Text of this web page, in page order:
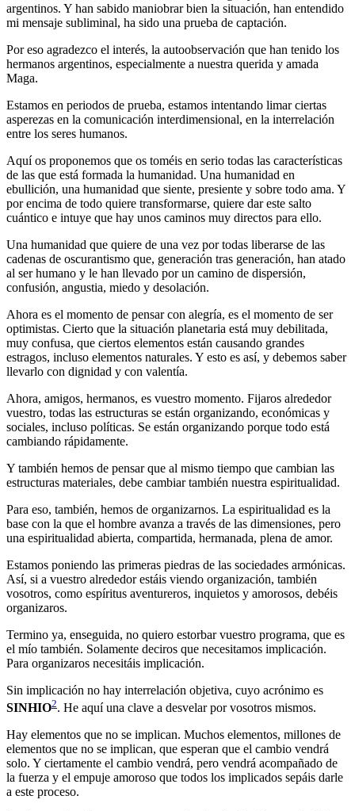
argentinos. Y han sabido maniobrar bien la situación, han entendido
mi mensaje subliminal, ha sido una prueba de captación.
Por eso agradezco el interés, la autoobservación que han tenido los
hermanos argentinos, especialmente a nuestra querida y amada
Maga.
Estamos en periodos de prueba, estamos intentando limar ciertas
asperezas en la comunicación interdimensional, en la interrelación
entre los seres humanos.
Aquí os proponemos que os toméis en serio todas las características
de las que está formada la humanidad. Una humanidad en
ebullición, una humanidad que siente, presiente y sobre todo ama. Y
por encima de todo quiere transformarse, quiere dar este salto
cuántico e intuye que hay unos caminos muy directos para ello.
Una humanidad que quiere de una vez por todas liberarse de las
cadenas de oscurantismo que, generación tras generación, han atado
al ser humano y le han llevado por un camino de dispersión,
confusión, angustia, miedo y desolación.
Ahora es el momento de pensar con alegría, es el momento de ser
optimistas. Cierto que la situación planetaria está muy debilitada,
muy confusa, que ciertos elementos están causando grandes
estragos, incluso elementos naturales. Y esto es así, y debemos saber
llevarlo con dignidad y con valentía.
Ahora, amigos, hermanos, es vuestro momento. Fijaros alrededor
vuestro, todas las estructuras se están organizando, económicas y
sociales, incluso políticas. Se están organizando porque todo está
cambiando rápidamente.
Y también hemos de pensar que al mismo tiempo que cambian las
estructuras materiales, debe cambiar también nuestra espiritualidad.
Para eso, también, hemos de organizarnos. La espiritualidad es la
base con la que el hombre avanza a través de las dimensiones, pero
una espiritualidad abierta, compartida, hermanada, plena de amor.
Estamos poniendo las primeras piedras de las sociedades armónicas.
Así, si a vuestro alrededor estáis viendo organización, también
vosotros, como espíritus aventureros, inquietos y amorosos, debéis
organizaros.
Termino ya, enseguida, no quiero estorbar vuestro programa, que es
el mío también. Solamente deciros que necesitamos implicación.
Para organizaros necesitáis implicación.
Sin implicación no hay interrelación objetiva, cuyo acrónimo es
SINHIO2. He aquí una clave a desvelar por vosotros mismos.
Hay elementos que no se implican. Muchos elementos, millones de
elementos que no se implican, que esperan que el cambio vendrá
solo. Y ciertamente el cambio vendrá, pero vendrá acompañado de
la fuerza y el empuje amoroso que todos los implicados sepáis darle
a este proceso.